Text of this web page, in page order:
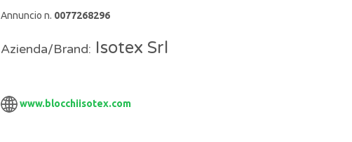
Annuncio n. 0077268296
Azienda/Brand: Isotex Srl
www.blocchiisotex.com